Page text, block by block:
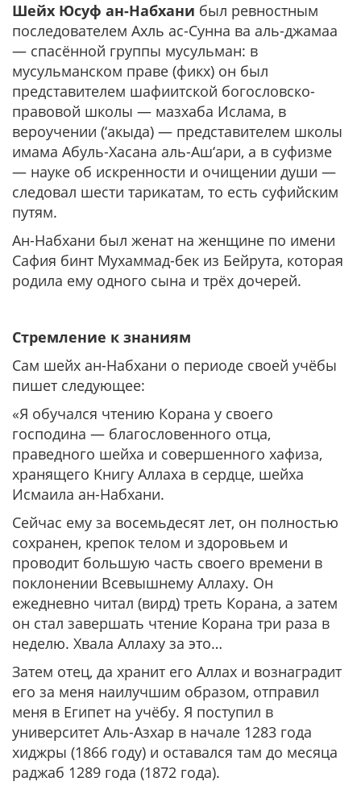
Шейх Юсуф ан-Набхани был ревностным
последователем Ахль ас-Сунна ва аль-джамаа
— спасённой группы мусульман: в
мусульманском праве (фикх) он был
представителем шафиитской богословско-
правовой школы — мазхаба Ислама, в
вероучении (‘акыда) — представителем школы
имама Абуль-Хасана аль-Аш‘ари, а в суфизме
— науке об искренности и очищении души —
следовал шести тарикатам, то есть суфийским
путям.
Ан-Набхани был женат на женщине по имени
Сафия бинт Мухаммад-бек из Бейрута, которая
родила ему одного сына и трёх дочерей.
Стремление к знаниям
Сам шейх ан-Набхани о периоде своей учёбы
пишет следующее:
«Я обучался чтению Корана у своего
господина — благословенного отца,
праведного шейха и совершенного хафиза,
хранящего Книгу Аллаха в сердце, шейха
Исмаила ан-Набхани.
Сейчас ему за восемьдесят лет, он полностью
сохранен, крепок телом и здоровьем и
проводит большую часть своего времени в
поклонении Всевышнему Аллаху. Он
ежедневно читал (вирд) треть Корана, а затем
он стал завершать чтение Корана три раза в
неделю. Хвала Аллаху за это…
Затем отец, да хранит его Аллах и вознаградит
его за меня наилучшим образом, отправил
меня в Египет на учёбу. Я поступил в
университет Аль-Азхар в начале 1283 года
хиджры (1866 году) и оставался там до месяца
раджаб 1289 года (1872 года).